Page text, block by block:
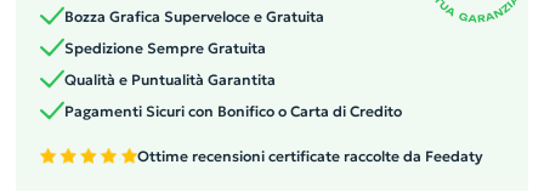
Bozza Grafica Superveloce e Gratuita
Spedizione Sempre Gratuita
Qualità e Puntualità Garantita
Pagamenti Sicuri con Bonifico o Carta di Credito
Ottime recensioni certificate raccolte da Feedaty